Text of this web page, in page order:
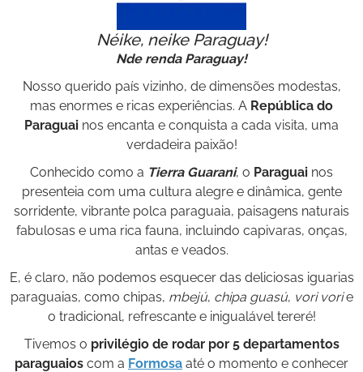
Néike, neike Paraguay!
Nde renda Paraguay!
Nosso querido país vizinho, de dimensões modestas,
mas enormes e ricas experiências. A República do
Paraguai nos encanta e conquista a cada visita, uma
verdadeira paixão!
Conhecido como a Tierra Guarani, o Paraguai nos
presenteia com uma cultura alegre e dinâmica, gente
sorridente, vibrante polca paraguaia, paisagens naturais
fabulosas e uma rica fauna, incluindo capivaras, onças,
antas e veados.
E, é claro, não podemos esquecer das deliciosas iguarias
paraguaias, como chipas, mbejú, chipa guasú, vori vorie
o tradicional, refrescante e inigualável tereré!
Tivemos o privilégio de rodar por 5 departamentos
paraguaios com a Formosa até o momento e conhecer